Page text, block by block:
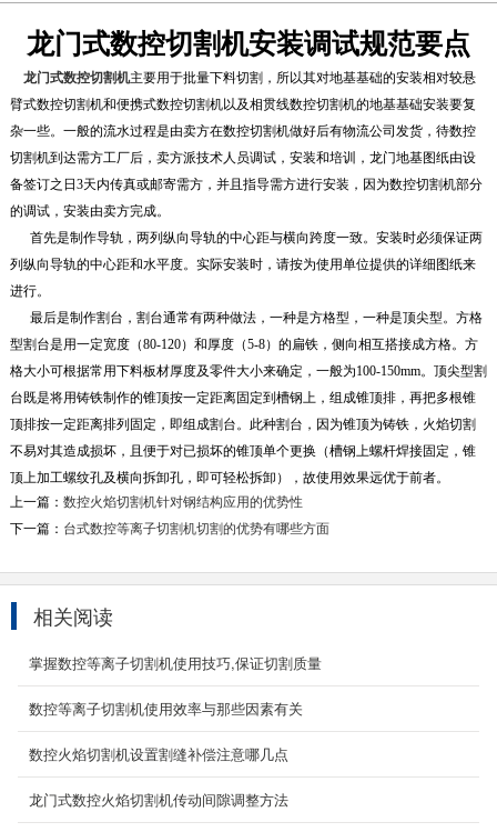
龙门式数控切割机安装调试规范要点
龙门式数控切割机主要用于批量下料切割，所以其对地基基础的安装相对较悬
臂式数控切割机和便携式数控切割机以及相贯线数控切割机的地基基础安装要复
杂一些。一般的流水过程是由卖方在数控切割机做好后有物流公司发货，待数控
切割机到达需方工厂后，卖方派技术人员调试，安装和培训，龙门地基图纸由设
备签订之日3天内传真或邮寄需方，并且指导需方进行安装，因为数控切割机部分
的调试，安装由卖方完成。
首先是制作导轨，两列纵向导轨的中心距与横向跨度一致。安装时必须保证两
列纵向导轨的中心距和水平度。实际安装时，请按为使用单位提供的详细图纸来
进行。
最后是制作割台，割台通常有两种做法，一种是方格型，一种是顶尖型。方格
型割台是用一定宽度（80-120）和厚度（5-8）的扁铁，侧向相互搭接成方格。方
格大小可根据常用下料板材厚度及零件大小来确定，一般为100-150mm。顶尖型割
台既是将用铸铁制作的锥顶按一定距离固定到槽钢上，组成锥顶排，再把多根锥
顶排按一定距离排列固定，即组成割台。此种割台，因为锥顶为铸铁，火焰切割
不易对其造成损坏，且便于对已损坏的锥顶单个更换（槽钢上螺杆焊接固定，锥
顶上加工螺纹孔及横向拆卸孔，即可轻松拆卸），故使用效果远优于前者。
上一篇： 数控火焰切割机针对钢结构应用的优势性
下一篇： 台式数控等离子切割机切割的优势有哪些方面
相关阅读
掌握数控等离子切割机使用技巧,保证切割质量
数控等离子切割机使用效率与那些因素有关
数控火焰切割机设置割缝补偿注意哪几点
龙门式数控火焰切割机传动间隙调整方法
龙门式数控火焰切割机
备，适用于各种厚度的碳钢，不锈钢，以及有色
金属的板...
2021-03-09
2000W光纤激光切割机